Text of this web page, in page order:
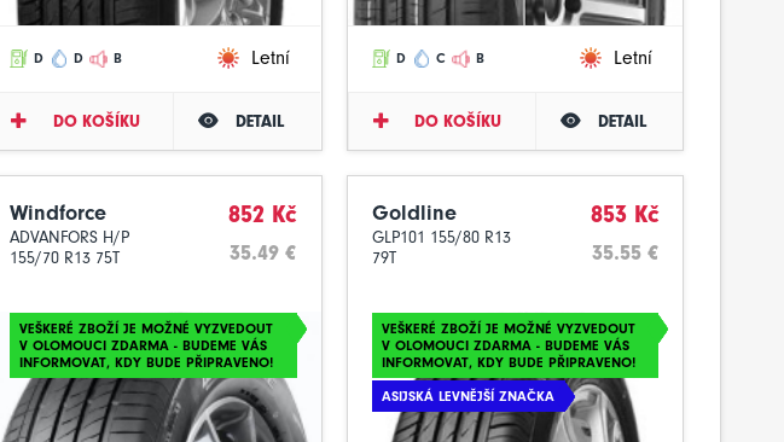
D D B Letní
DO KOŠÍKU DETAIL
D C B Letní
DO KOŠÍKU DETAIL
Windforce
ADVANFORS H/P
155/70 R13 75T
852 Kč
35.49 €
VEŠKERÉ ZBOŽÍ JE MOŽNÉ VYZVEDOUT
V OLOMOUCI ZDARMA - BUDEME VÁS
INFORMOVAT, KDY BUDE PŘIPRAVENO!
Goldline
GLP101 155/80 R13
79T
853 Kč
35.55 €
VEŠKERÉ ZBOŽÍ JE MOŽNÉ VYZVEDOUT
V OLOMOUCI ZDARMA - BUDEME VÁS
INFORMOVAT, KDY BUDE PŘIPRAVENO!
ASIJSKÁ LEVNĚJŠÍ ZNAČKA